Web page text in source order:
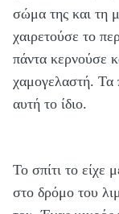
σώμα της και τη
χαιρετούσε το
πάντα κερνούσε
χαμογελαστή. Τα
αυτή το ίδιο.
Το σπίτι το είχε
στο δρόμο του